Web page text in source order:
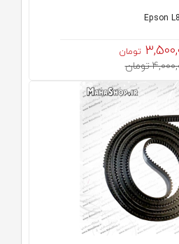
تومان
تومان